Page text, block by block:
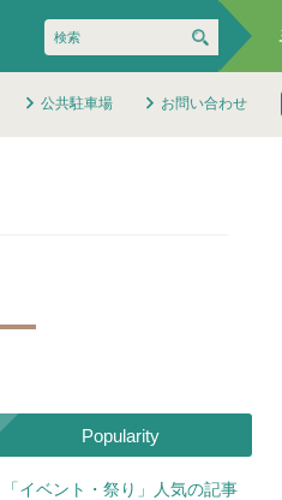
公共駐車場 お問い合わせ
Popularity
「イベント・祭り」人気の記事